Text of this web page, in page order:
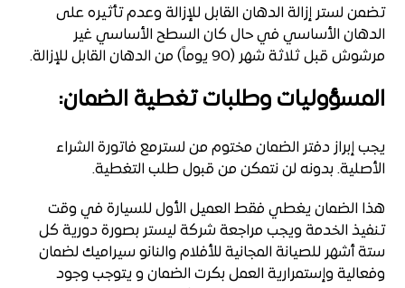
تضمن لستر إزالة الدهان القابل للإزالة وعدم تأثيره على
الدهان الأساسي في حال كان السطح الأساسي غير
مرشوش قبل ثلاثة شهر (90 يوماً) من الدهان القابل للإزالة.
المسؤوليات وطلبات تغطية الضمان:
يجب إبراز دفتر الضمان مختوم من لسترمع فاتورة الشراء
الأصلية. بدونه لن نتمكن من قبول طلب التغطية.
هذا الضمان يغطي فقط العميل الأول للسيارة في وقت
تنفيذ الخدمة ويجب مراجعة شركة ليستر بصورة دورية كل
ستة أشهر للصيانة المجانية للأفلام والنانو سيراميك لضمان
وفعالية وإستمرارية العمل بكرت الضمان و يتوجب وجود